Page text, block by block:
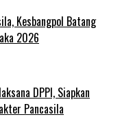
Kesbangpol Batang
2026
DPPI, Siapkan
Pancasila